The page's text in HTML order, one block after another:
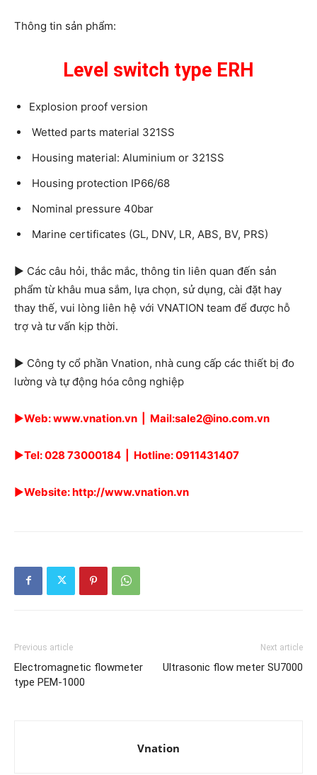
Thông tin sản phẩm:
Level switch type ERH
Explosion proof version
Wetted parts material 321SS
Housing material: Aluminium or 321SS
Housing protection IP66/68
Nominal pressure 40bar
Marine certificates (GL, DNV, LR, ABS, BV, PRS)
► Các câu hỏi, thắc mắc, thông tin liên quan đến sản
phẩm từ khâu mua sắm, lựa chọn, sử dụng, cài đặt hay
thay thế, vui lòng liên hệ với VNATION team để được hỗ
trợ và tư vấn kịp thời.
► Công ty cổ phần Vnation, nhà cung cấp các thiết bị đo
lường và tự động hóa công nghiệp
►Web:www.vnation.vn | Mail:sale2@ino.com.vn
►Tel:028 73000184 | Hotline: 0911431407
►Website:http://www.vnation.vn
Previous article
Electromagnetic flowmeter
type PEM-1000
Next article
Ultrasonic flow meter SU7000
Vnation